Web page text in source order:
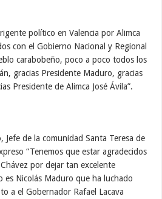
político en Valencia por Alimca
con el Gobierno Nacional y Regional
carabobeño, poco a poco todos los
gracias Presidente Maduro, gracias
Presidente de Alimca José Ávila”.
Jefe de la comunidad Santa Teresa de
“Tenemos que estar agradecidos
por dejar tan excelente
es Nicolás Maduro que ha luchado
a el Gobernador Rafael Lacava